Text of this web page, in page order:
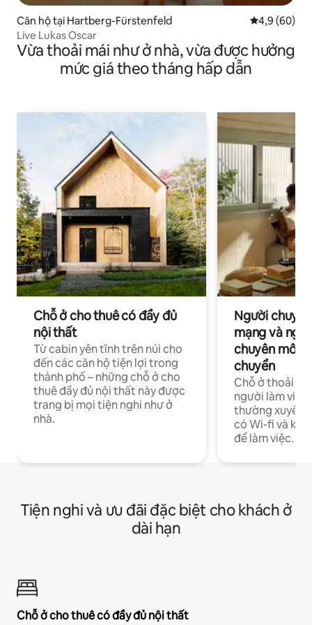
Căn hộ tại Hartberg-Fürstenfeld Xếp hạng
4,9 (60)
Live Lukas Oscar
Vừa thoải mái như ở nhà, vừa được hưởng
mức giá theo tháng hấp dẫn
Chỗ ở cho thuê có đầy đủ
nội thất
Từ cabin yên tĩnh trên núi cho
đến các căn hộ tiện lợi trong
thành phố – những chỗ ở cho
thuê đầy đủ nội thất này được
trang bị mọi tiện nghi như ở
nhà.
Người
mạng và
chuyên môn
chuyển
Chỗ ở thoải
người làm việc
thường xuyên
có Wi-fi và
để làm việc.
Tiện nghi và ưu đãi đặc biệt cho khách ở
dài hạn
Chỗ ở cho thuê có đầy đủ nội thất